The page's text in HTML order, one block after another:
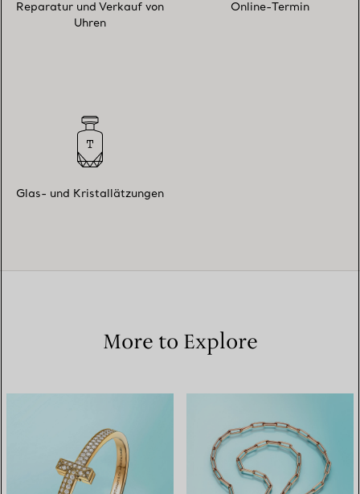
Reparatur und Verkauf von
Uhren
Online-Termin
Glas- und Kristallätzungen
More to Explore